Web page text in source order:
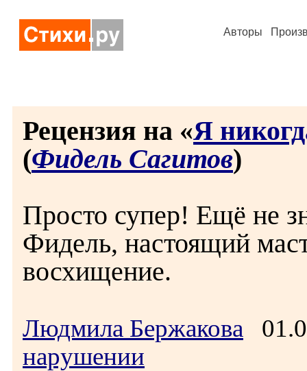
Авторы
Рецензия на «Я
(Фидель Сагитов)
Просто супер! Ещё не
Фидель, настоящий
восхищение.
Людмила Бержакова
нарушении